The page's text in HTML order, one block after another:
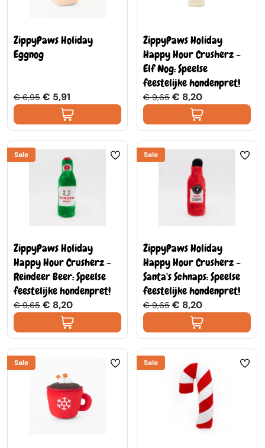
ZippyPaws Holiday
Eggnog
€ 6,95 € 5,91
ZippyPaws Holiday
Happy Hour Crusherz -
Elf Nog: Speelse
feestelijke hondenpret!
€ 9,65 € 8,20
Sale
ZippyPaws Holiday
Happy Hour Crusherz -
Reindeer Beer: Speelse
feestelijke hondenpret!
€ 9,65 € 8,20
Sale
ZippyPaws Holiday
Happy Hour Crusherz -
Santa's Schnaps: Speelse
feestelijke hondenpret!
€ 9,65 € 8,20
Sale Sale